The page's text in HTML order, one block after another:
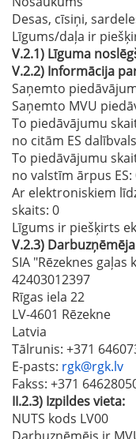
Desas, cīsiņi,
Līgums/daļa ir
V.2.1) Līguma
V.2.2) Informācija
Saņemto
Saņemto MVU
To piedāvājumu
no citām ES
To piedāvājumu
no valstīm ārpus ES:
Ar elektroniskiem
skaits: 0
Līgums ir piešķirts
V.2.3)
SIA "Rēzeknes
42403012397
Rīgas iela 22
LV-4601 Rēzekne
Latvia
Tālrunis: +371
E-pasts: rgk@rgk.lv
Fakss: +371
II.2.3) Izpildes vieta:
NUTS kods LV00
Darbuzņēmējs ir